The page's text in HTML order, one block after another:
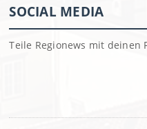
SOCIAL MEDIA
Teile Regionews mit deinen